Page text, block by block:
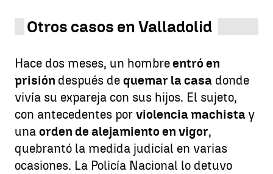
Otros casos en Valladolid
Hace dos meses, un hombreentró en
prisión después de quemar la casa donde
vivía su expareja con sus hijos. El sujeto,
con antecedentes por violencia machista y
una orden de alejamiento en vigor,
quebrantó la medida judicial en varias
ocasiones. La Policía Nacional lo detuvo